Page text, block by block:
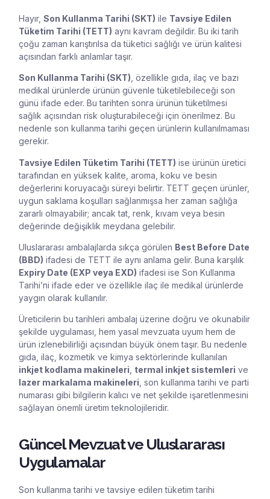
Hayır, Son Kullanma Tarihi (SKT) ile Tavsiye Edilen
Tüketim Tarihi (TETT) aynı kavram değildir. Bu iki tarih
çoğu zaman karıştırılsa da tüketici sağlığı ve ürün kalitesi
açısından farklı anlamlar taşır.
Son Kullanma Tarihi (SKT) , özellikle gıda, ilaç ve bazı
medikal ürünlerde ürünün güvenle tüketilebileceği son
günü ifade eder. Bu tarihten sonra ürünün tüketilmesi
sağlık açısından risk oluşturabileceği için önerilmez. Bu
nedenle son kullanma tarihi geçen ürünlerin kullanılmaması
gerekir.
Tavsiye Edilen Tüketim Tarihi (TETT) ise ürünün üretici
tarafından en yüksek kalite, aroma, koku ve besin
değerlerini koruyacağı süreyi belirtir. TETT geçen ürünler,
uygun saklama koşulları sağlanmışsa her zaman sağlığa
zararlı olmayabilir; ancak tat, renk, kıvam veya besin
değerinde değişiklik meydana gelebilir.
Uluslararası ambalajlarda sıkça görülen Best Before Date
(BBD) ifadesi de TETT ile aynı anlama gelir. Buna karşılık
Expiry Date (EXP veya EXD) ifadesi ise Son Kullanma
Tarihi’ni ifade eder ve özellikle ilaç ile medikal ürünlerde
yaygın olarak kullanılır.
Üreticilerin bu tarihleri ambalaj üzerine doğru ve okunabilir
şekilde uygulaması, hem yasal mevzuata uyum hem de
ürün izlenebilirliği açısından büyük önem taşır. Bu nedenle
gıda, ilaç, kozmetik ve kimya sektörlerinde kullanılan
inkjet kodlama makineleri termal inkjet sistemleri ve
lazer markalama makineleri , son kullanma tarihi ve parti
numarası gibi bilgilerin kalıcı ve net şekilde işaretlenmesini
sağlayan önemli üretim teknolojileridir.
Güncel Mevzuat ve Uluslararası
Uygulamalar
Son kullanma tarihi ve tavsiye edilen tüketim tarihi